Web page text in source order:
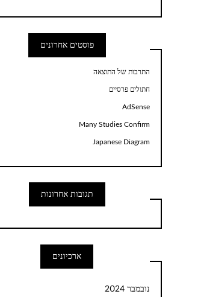
פוסטים אחרונים
התרבות של התוצאה
חתולים פרסיים
AdSense
Many Studies Confirm
Japanese Diagram
תגובות אחרונות
ארכיונים
נובמבר 2024